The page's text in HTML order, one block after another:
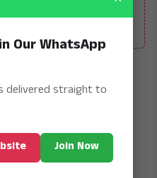
ಹೂವಿನ ಮಳೆ ಸುರಿಸಿ
Our WhatsApp
delivered straight to
Join Now